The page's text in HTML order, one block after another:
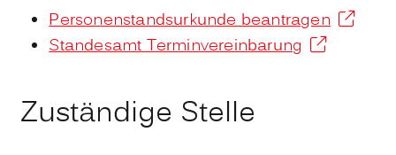
Personenstandsurkunde beantragen
Standesamt Terminvereinbarung
Zuständige Stelle